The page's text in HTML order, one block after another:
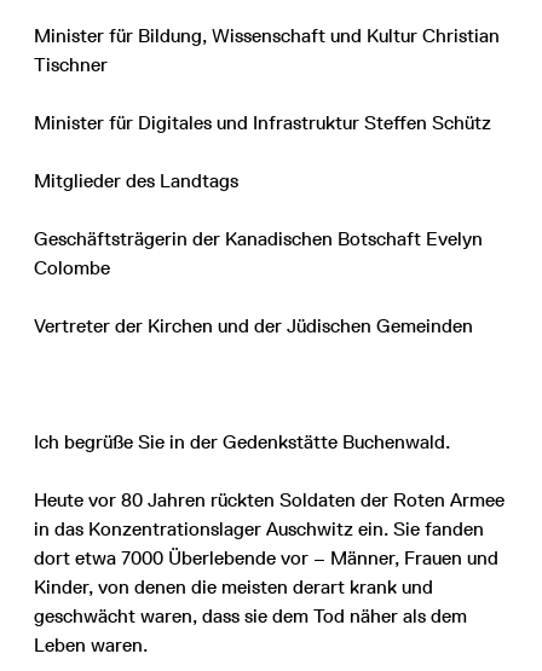
Minister für Bildung, Wissenschaft und Kultur Christian
Tischner
Minister für Digitales und Infrastruktur Steffen Schütz
Mitglieder des Landtags
Geschäftsträgerin der Kanadischen Botschaft Evelyn
Colombe
Vertreter der Kirchen und der Jüdischen Gemeinden
Ich begrüße Sie in der Gedenkstätte Buchenwald.
Heute vor 80 Jahren rückten Soldaten der Roten Armee
in das Konzentrationslager Auschwitz ein. Sie fanden
dort etwa 7000 Überlebende vor – Männer, Frauen und
Kinder, von denen die meisten derart krank und
geschwächt waren, dass sie dem Tod näher als dem
Leben waren.